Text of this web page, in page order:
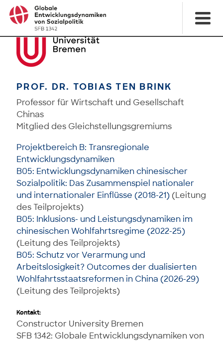
PROF. DR. TOBIAS TEN BRINK
Professor für Wirtschaft und Gesellschaft
Chinas
Mitglied des Gleichstellungsgremiums
Projektbereich B: Transregionale
Entwicklungsdynamiken
B05: Entwicklungsdynamiken chinesischer
Sozialpolitik: Das Zusammenspiel nationaler
und internationaler Einflüsse (2018-21) (Leitung
des Teilprojekts)
B05: Inklusions- und Leistungsdynamiken im
chinesischen Wohlfahrtsregime (2022-25)
(Leitung des Teilprojekts)
B05: Schutz vor Verarmung und
Arbeitslosigkeit? Outcomes der dualisierten
Wohlfahrtsstaatsreformen in China (2026-29)
(Leitung des Teilprojekts)
Kontakt:
Constructor University Bremen
SFB 1342: Globale Entwicklungsdynamiken von